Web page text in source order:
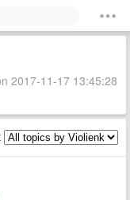
2017-11-17 13:45:28